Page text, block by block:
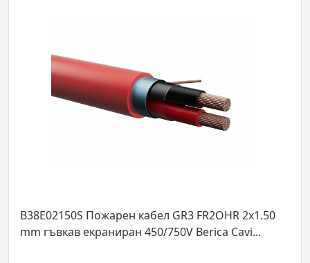
B38E02150S Пожарен кабел GR3 FR2OHR 2x1.50
mm гъвкав екраниран 450/750V Berica Cavi...